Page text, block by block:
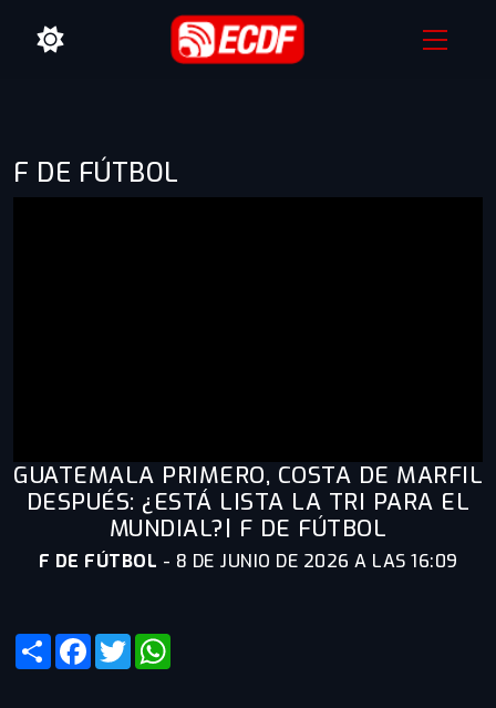
F DE FÚTBOL
GUATEMALA PRIMERO, COSTA DE MARFIL
DESPUÉS: ¿ESTÁ LISTA LA TRI PARA EL
MUNDIAL?| F DE FÚTBOL
F DE FÚTBOL - 8 DE JUNIO DE 2026 A LAS 16:09
ShareFacebook
Twitter